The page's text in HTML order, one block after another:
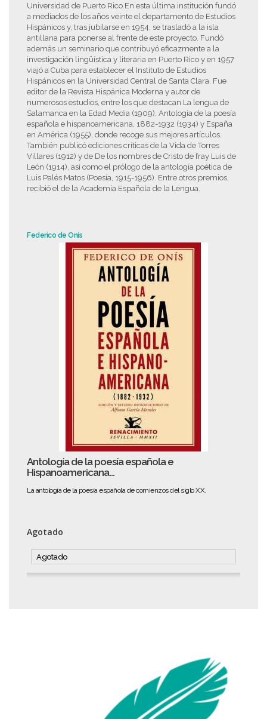
Universidad de Puerto Rico.En esta última institución fundó
a mediados de los años veinte el departamento de Estudios
Hispánicos y, tras jubilarse en 1954, se trasladó a la isla
antillana para ponerse al frente de este proyecto. Fundó
además un seminario que contribuyó eficazmente a la
investigación lingüística y literaria en Puerto Rico y en 1957
viajó a Cuba para establecer el Instituto de Estudios
Hispánicos en la Universidad Central de Santa Clara. Fue
editor de la Revista Hispánica Moderna y autor de
numerosos estudios, entre los que destacan La lengua de
Salamanca en la Edad Media (1909), Antología de la poesía
española e hispanoamericana, 1882-1932 (1934) y España
en América (1955), donde recoge sus mejores artículos.
También publicó ediciones críticas de la Vida de Torres
Villares (1912) y de De los nombres de Cristo de fray Luis de
León (1914), así como el prólogo de la antología poética de
Luis Palés Matos (Poesía, 1915-1956). Entre otros premios,
recibió el de la Academia Española de la Lengua.
Federico de Onís
Antología de la poesía española e
Hispanoamericana...
La antología de la poesía española de comienzos del siglo XX.
Agotado
Agotado